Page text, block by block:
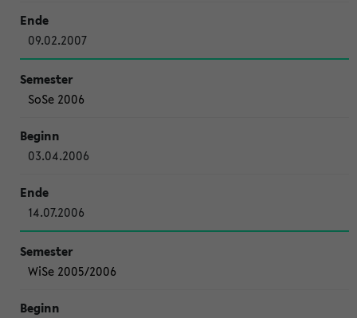
09.02.2007
SoSe 2006
03.04.2006
14.07.2006
WiSe 2005/2006